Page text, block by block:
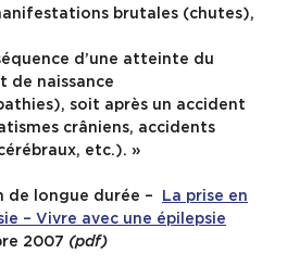
brutales (chutes),
d’une atteinte du
de naissance
soit après un accident
crâniens, accidents
etc.). »
longue durée – La prise en
– Vivre avec une épilepsie
2007 (pdf)